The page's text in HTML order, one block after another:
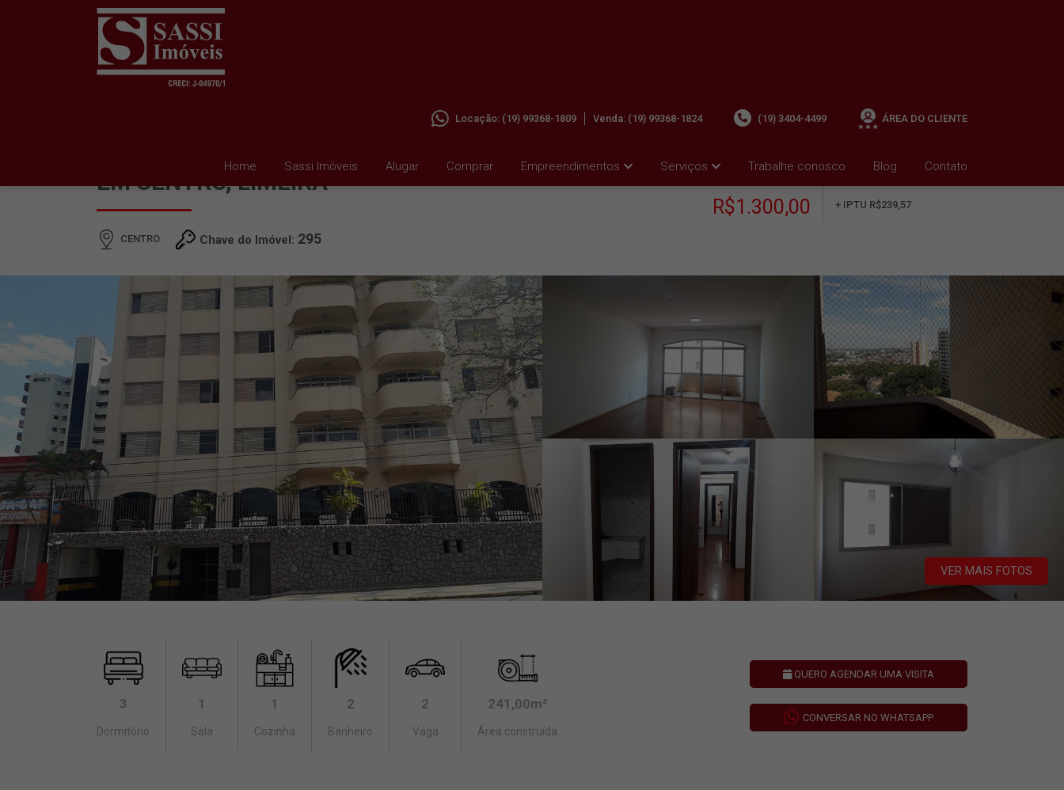
Home Sassi Imóveis Alugar Comprar Empreendimentos Serviços Trabalhe conosco Blog Contato
Locação: (19) 99368-1809 Venda: (19) 99368-1824 (19) 3404-4499 ÁREA DO CLIENTE
EM CENTRO, LIMEIRA
CENTRO Chave do Imóvel: 295
R$1.300,00
+ IPTU R$239,57
VER MAIS FOTOS
3
Dormitório
1
Sala
1
Cozinha
2
Banheiro
2
Vaga
241,00m²
Área construída
QUERO AGENDAR UMA VISITA
CONVERSAR NO WHATSAPP